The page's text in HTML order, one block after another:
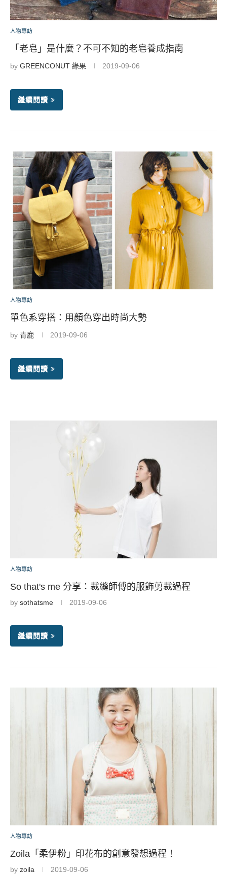
人物專訪
「老皂」是什麼？不可不知的老皂養成指南
by GREENCONUT 綠果 2019-09-06
繼續閱讀
人物專訪
單色系穿搭：用顏色穿出時尚大勢
by 青鹿 2019-09-06
繼續閱讀
人物專訪
So that's me 分享：裁縫師傅的服飾剪裁過程
by sothatsme 2019-09-06
繼續閱讀
人物專訪
Zoila「柔伊粉」印花布的創意發想過程！
by zoila 2019-09-06